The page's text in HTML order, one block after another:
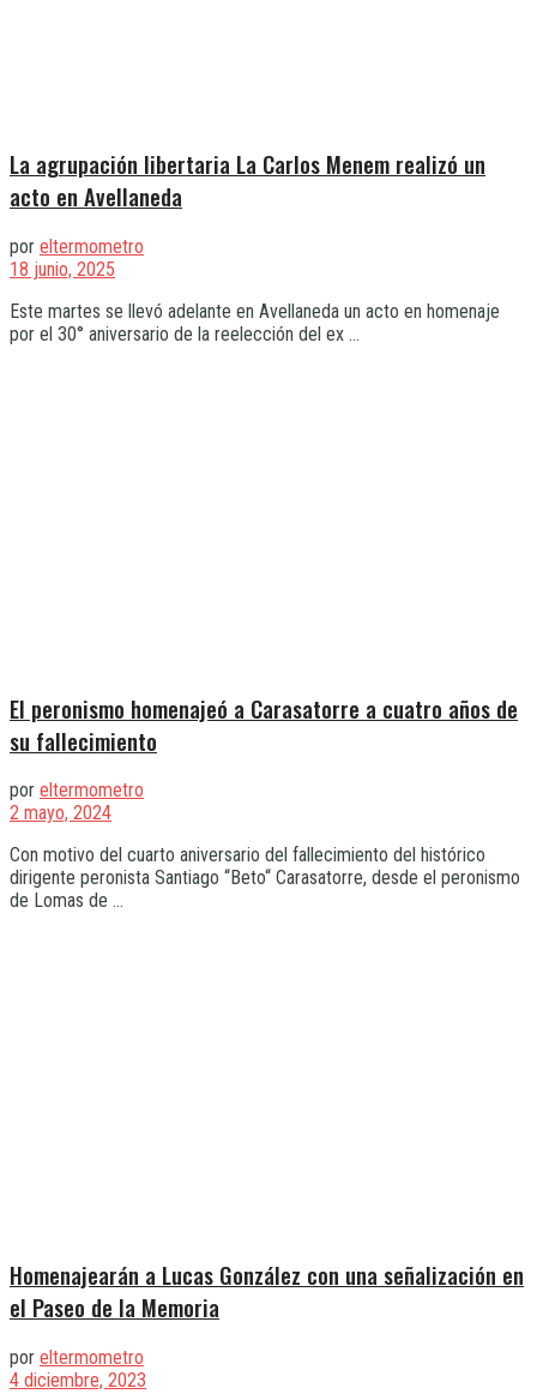
La agrupación libertaria La Carlos Menem realizó un
acto en Avellaneda
por eltermometro
18 junio, 2025
Este martes se llevó adelante en Avellaneda un acto en homenaje
por el 30° aniversario de la reelección del ex ...
El peronismo homenajeó a Carasatorre a cuatro años de
su fallecimiento
por eltermometro
2 mayo, 2024
Con motivo del cuarto aniversario del fallecimiento del histórico
dirigente peronista Santiago “Beto“ Carasatorre, desde el peronismo
de Lomas de ...
Homenajearán a Lucas González con una señalización en
el Paseo de la Memoria
por eltermometro
4 diciembre, 2023